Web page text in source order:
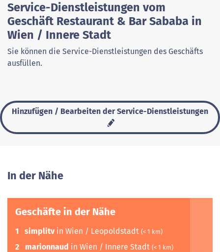
Service-Dienstleistungen vom
Geschäft Restaurant & Bar Sababa in
Wien / Innere Stadt
Sie können die Service-Dienstleistungen des Geschäfts
ausfüllen.
Hinzufügen / Bearbeiten der Service-Dienstleistungen
In der Nähe
Geschäfte in der Nähe
1 simplitvin Wien / Leopoldstadt (< 1 km)
2 marionnaud in Wien / Innere Stadt (< 1 km)